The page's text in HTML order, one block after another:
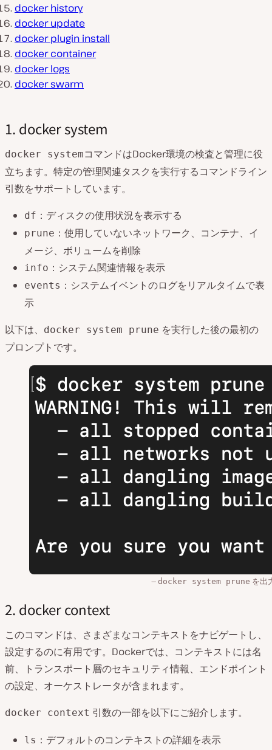
docker history
docker update
docker plugin install
docker container
docker logs
docker swarm
1. docker system
docker systemコマンドはDocker環境の検査と管理に役
立ちます。特定の管理関連タスクを実行するコマンドライン
引数をサポートしています。
df ：ディスクの使用状況を表示する
prune ：使用していないネットワーク、コンテナ、イ
メージ、ボリュームを削除
info ：システム関連情報を表示
events ：システムイベントのログをリアルタイムで表
示
以下は、
docker system prune を実行した後の最初の
プロンプトです。
docker system prune を出
2. docker context
このコマンドは、さまざまなコンテキストをナビゲートし、
設定するのに有用です。Dockerでは、コンテキストには名
前、トランスポート層のセキュリティ情報、エンドポイント
の設定、オーケストレータが含まれます。
docker context 引数の一部を以下にご紹介します。
ls ：デフォルトのコンテキストの詳細を表示